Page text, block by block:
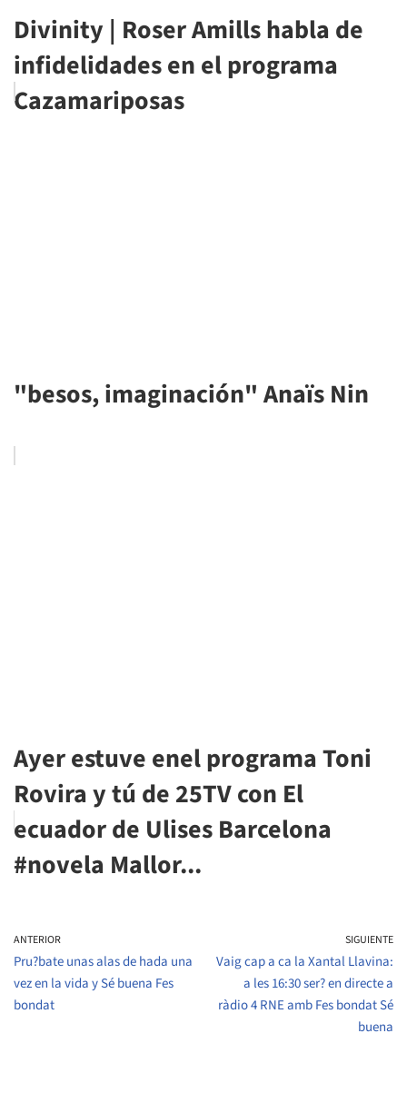
Divinity | Roser Amills habla de
infidelidades en el programa
Cazamariposas
"besos, imaginación" Anaïs Nin
Ayer estuve enel programa Toni
Rovira y tú de 25TV con El
ecuador de Ulises Barcelona
#novela Mallor...
ANTERIOR
Pru?bate unas alas de hada una
vez en la vida y Sé buena Fes
bondat
SIGUIENTE
Vaig cap a ca la Xantal Llavina:
a les 16:30 ser? en directe a
ràdio 4 RNE amb Fes bondat Sé
buena